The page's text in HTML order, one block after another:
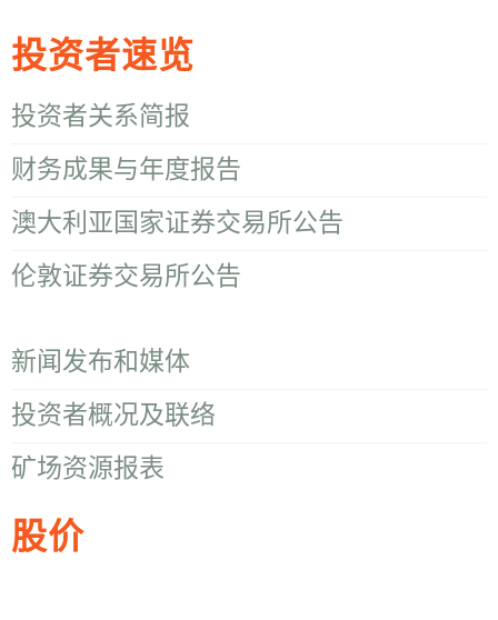
投资者速览
投资者关系简报
财务成果与年度报告
澳大利亚国家证券交易所公告
伦敦证券交易所公告
新闻发布和媒体
投资者概况及联络
矿场资源报表
股价